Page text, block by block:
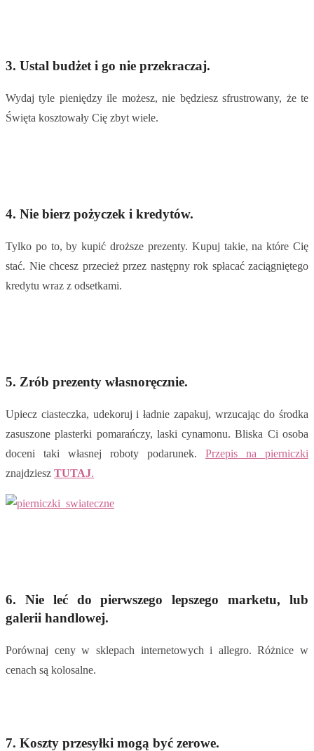
3. Ustal budżet i go nie przekraczaj.
Wydaj tyle pieniędzy ile możesz, nie będziesz sfrustrowany, że te
Święta kosztowały Cię zbyt wiele.
4. Nie bierz pożyczek i kredytów.
Tylko po to, by kupić droższe prezenty. Kupuj takie, na które Cię
stać. Nie chcesz przecież przez następny rok spłacać zaciągniętego
kredytu wraz z odsetkami.
5. Zrób prezenty własnoręcznie.
Upiecz ciasteczka, udekoruj i ładnie zapakuj, wrzucając do środka
zasuszone plasterki pomarańczy, laski cynamonu. Bliska Ci osoba
doceni taki własnej roboty podarunek. Przepis na pierniczki
znajdziesz TUTAJ.
6. Nie leć do pierwszego lepszego marketu, lub
galerii handlowej.
Porównaj ceny w sklepach internetowych i allegro. Różnice w
cenach są kolosalne.
7. Koszty przesyłki mogą być zerowe.